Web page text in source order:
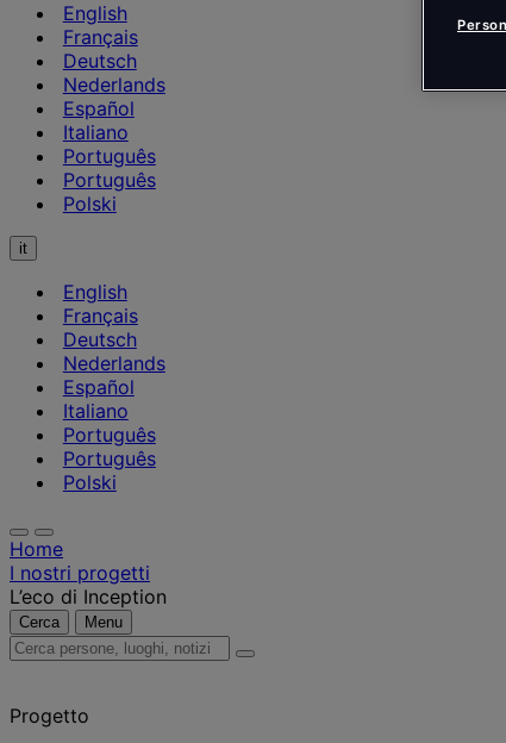
English
Français
Deutsch
Nederlands
Español
Italiano
Português
Português
Polski
it
English
Français
Deutsch
Nederlands
Español
Italiano
Português
Português
Polski
Home
I nostri progetti
L’eco di Inception
Cerca Menu
Cerca
notizie
Progetto